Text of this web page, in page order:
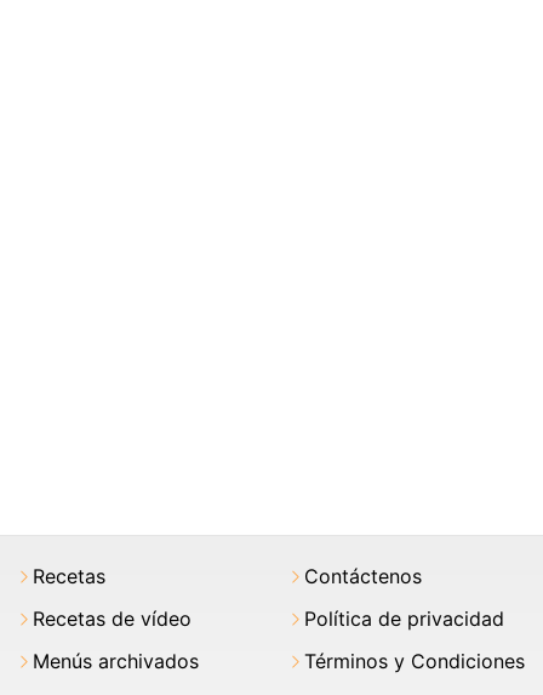
Recetas
Recetas de vídeo
Menús archivados
Contáctenos
Política de privacidad
Términos y Condiciones